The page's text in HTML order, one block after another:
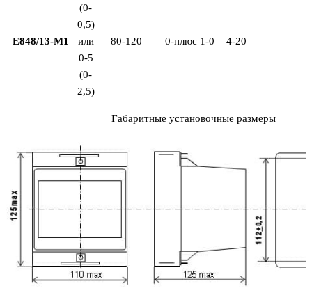
Е848/13-М1
(0-
0,5)
или
0-5
(0-
2,5)
80-120 0-плюс 1-0 4-20 —
Габаритные установочные размеры